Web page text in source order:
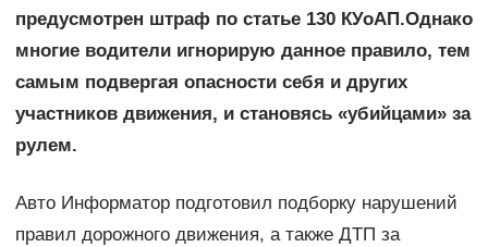
предусмотрен штраф по статье 130 КУоАП.Однако
многие водители игнорирую данное правило, тем
самым подвергая опасности себя и других
участников движения, и становясь «убийцами» за
рулем.
Авто Информатор подготовил подборку нарушений
правил дорожного движения, а также ДТП за